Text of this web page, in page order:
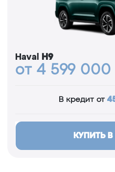
Haval H9
от 4 599 000
В кредит от
КУПИТЬ